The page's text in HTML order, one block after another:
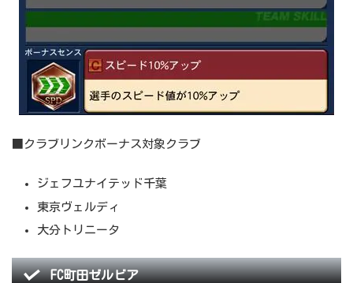
■クラブリンクボーナス対象クラブ
ジェフユナイテッド千葉
東京ヴェルディ
大分トリニータ
FC町田ゼルビア